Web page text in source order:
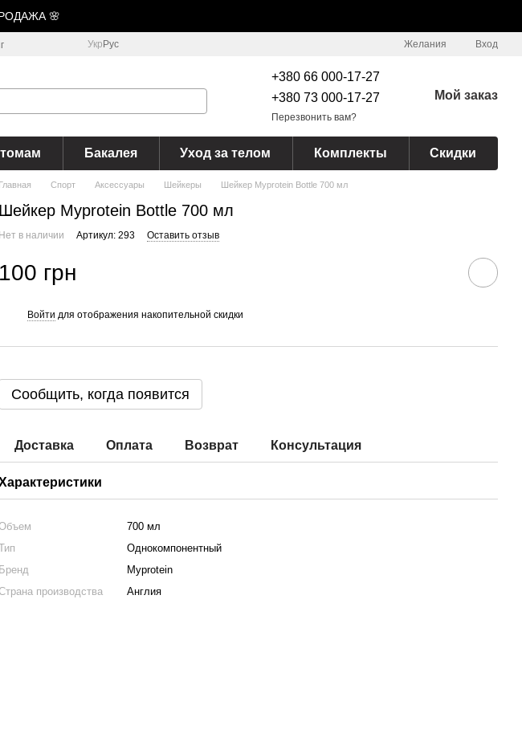
🌸
Укр Рус Желания Вход
+380 66 000-17-27
+380 73 000-17-27
Перезвонить вам?
Мой заказ
Бакалея Уход за телом Комплекты Скидки
Главная Спорт Аксессуары Шейкеры Шейкер Myprotein Bottle 700 мл
Шейкер Myprotein Bottle 700 мл
Нет в наличии Артикул: 293 Оставить отзыв
100 грн
Войти для отображения накопительной скидки
Сообщить, когда появится
Доставка Оплата Возврат Консультация
700 мл
Однокомпонентный
Бренд
Myprotein
производства
Англия